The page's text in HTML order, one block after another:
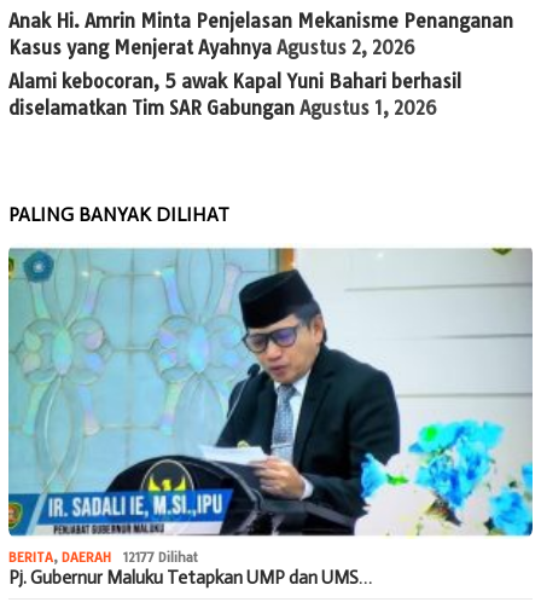
Anak Hi. Amrin Minta Penjelasan Mekanisme Penanganan
Kasus yang Menjerat Ayahnya Agustus 2, 2026
Alami kebocoran, 5 awak Kapal Yuni Bahari berhasil
diselamatkan Tim SAR Gabungan Agustus 1, 2026
PALING BANYAK DILIHAT
BERITA, DAERAH 12177 Dilihat
Pj. Gubernur Maluku Tetapkan UMP dan UMS…